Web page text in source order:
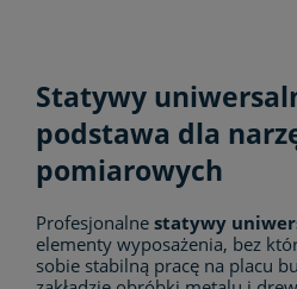
Statywy
podstawa dla
pomiarowych
Profesjonalne statywy
elementy wyposażenia, bez
sobie stabilną pracę na placu